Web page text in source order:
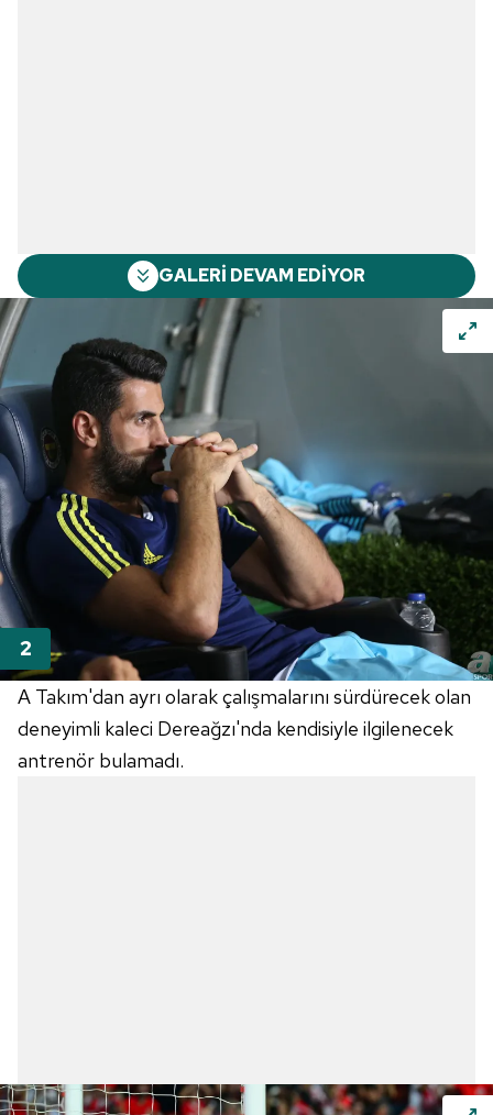
GALERİ DEVAM EDİYOR
A Takım'dan ayrı olarak çalışmalarını sürdürecek olan
deneyimli kaleci Dereağzı'nda kendisiyle ilgilenecek
antrenör bulamadı.